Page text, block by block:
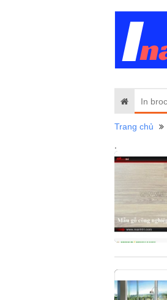
In
Trang chủ
.